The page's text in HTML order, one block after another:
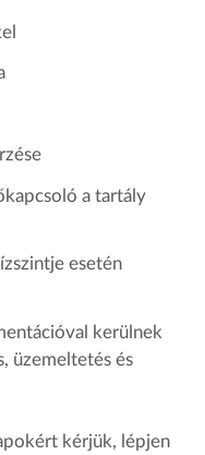
a tartály
esetén
kerülnek
üzemeltetés és
kérjük, lépjen